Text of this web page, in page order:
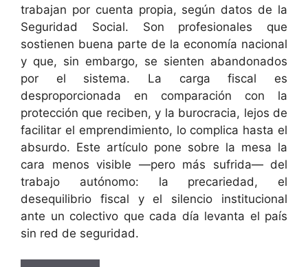
trabajan por cuenta propia, según datos de la
Seguridad Social. Son profesionales que
sostienen buena parte de la economía nacional
y que, sin embargo, se sienten abandonados
por el sistema. La carga fiscal es
desproporcionada en comparación con la
protección que reciben, y la burocracia, lejos de
facilitar el emprendimiento, lo complica hasta el
absurdo. Este artículo pone sobre la mesa la
cara menos visible —pero más sufrida— del
trabajo autónomo: la precariedad, el
desequilibrio fiscal y el silencio institucional
ante un colectivo que cada día levanta el país
sin red de seguridad.